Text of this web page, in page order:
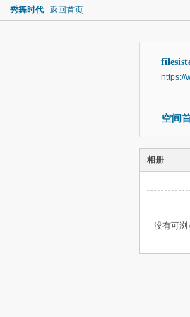
秀舞时代 返回首页
https://
空间
相册
没有可浏